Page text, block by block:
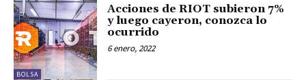
BOLSA
Acciones de RIOT subieron 7%
y luego cayeron, conozca lo
ocurrido
6 enero, 2022